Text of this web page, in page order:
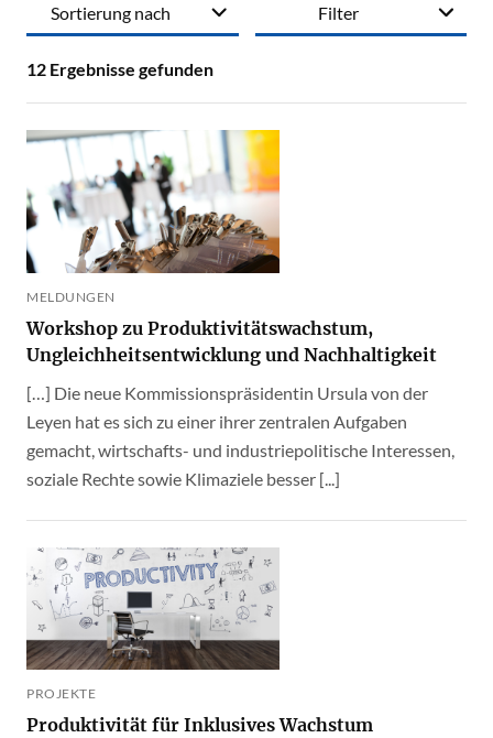
Filter
12 Ergebnisse gefunden
Sortierung nach
MELDUNGEN
Workshop zu Produktivitätswachstum,
Ungleichheitsentwicklung und Nachhaltigkeit
[…] Die neue Kommissionspräsidentin Ursula von der
Leyen hat es sich zu einer ihrer zentralen Aufgaben
gemacht, wirtschafts- und industriepolitische Interessen,
soziale Rechte sowie Klimaziele besser [...]
PROJEKTE
Produktivität für Inklusives Wachstum